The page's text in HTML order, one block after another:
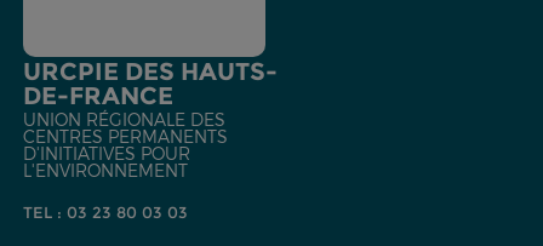
URCPIE DES HAUTS-
DE-FRANCE
UNION RÉGIONALE DES
CENTRES PERMANENTS
D'INITIATIVES POUR
L'ENVIRONNEMENT
TEL : 03 23 80 03 03